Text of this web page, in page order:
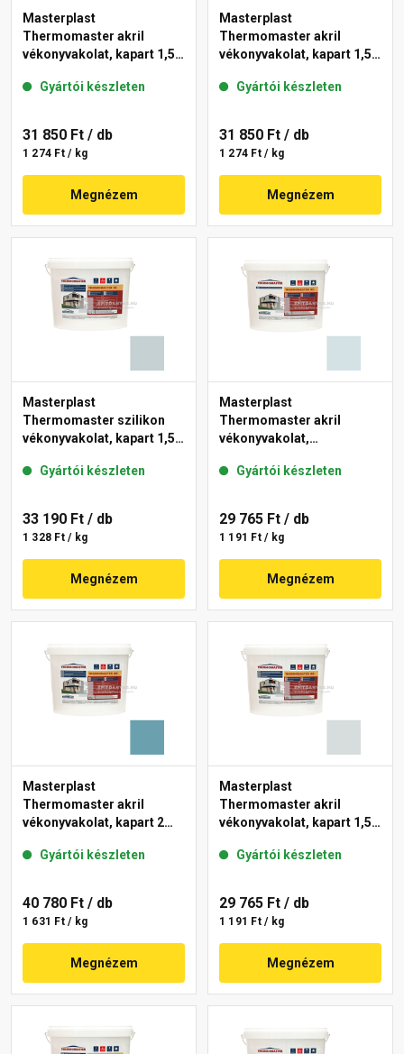
Masterplast
Thermomaster akril
vékonyvakolat, kapart 1,5
Gyártói készleten
31 850 Ft / db
1 274 Ft / kg
Megnézem
Masterplast
Thermomaster akril
vékonyvakolat, kapart 1,5
Gyártói készleten
31 850 Ft / db
1 274 Ft / kg
Megnézem
Masterplast
Thermomaster szilikon
vékonyvakolat, kapart 1,5
Gyártói készleten
33 190 Ft / db
1 328 Ft / kg
Megnézem
Masterplast
Thermomaster akril
vékonyvakolat,
36-F 25 kg
Gyártói készleten
29 765 Ft / db
1 191 Ft / kg
Megnézem
Masterplast
Thermomaster akril
vékonyvakolat, kapart 2
Gyártói készleten
40 780 Ft / db
1 631 Ft / kg
Megnézem
Masterplast
Thermomaster akril
vékonyvakolat, kapart 1,5
Gyártói készleten
29 765 Ft / db
1 191 Ft / kg
Megnézem